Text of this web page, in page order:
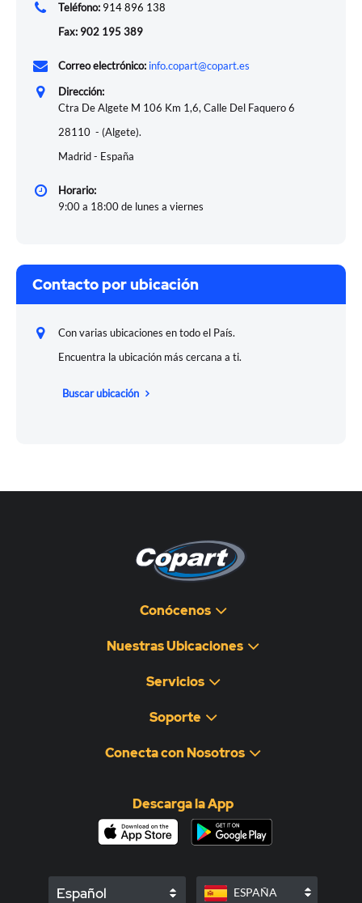
Teléfono: 914 896 138
Fax: 902 195 389
Correo electrónico: info.copart@copart.es
Dirección:
Ctra De Algete M 106 Km 1,6, Calle Del Faquero 6
28110 - (Algete).
Madrid - España
Horario:
9:00 a 18:00 de lunes a viernes
Contacto por ubicación
Con varias ubicaciones en todo el País.
Encuentra la ubicación más cercana a ti.
Buscar ubicación
Conócenos
Nuestras Ubicaciones
Servicios
Soporte
Conecta con Nosotros
Descarga la App
Español ESPAÑA